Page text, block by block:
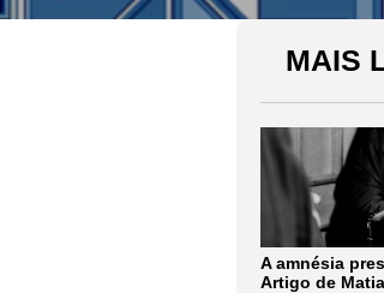
MAIS
A amnésia
Artigo de